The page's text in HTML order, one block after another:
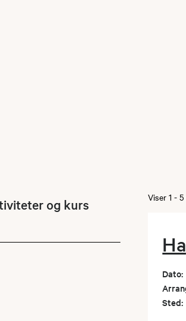
og kurs Viser1- 5
Dato:
Sted: